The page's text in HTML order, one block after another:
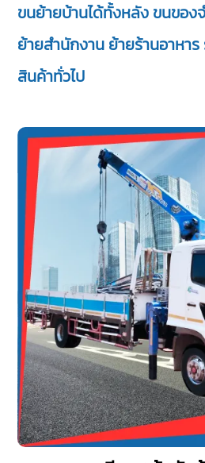
ขนย้ายบ้านได้ทั้งหลัง ขนของ
ย้ายสำนักงาน ย้ายร้านอาหา
สินค้าทั่วไป